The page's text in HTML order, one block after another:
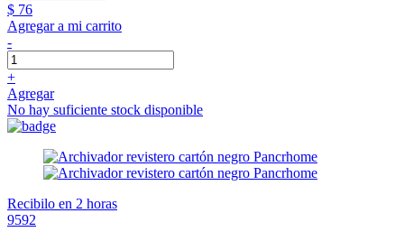
$ 76
Agregar a mi carrito
-
+
Agregar
No hay suficiente stock disponible
Recibilo en 2 horas
9592